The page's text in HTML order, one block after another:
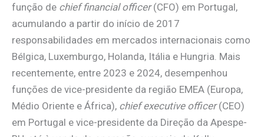
função de chief financial officer(CFO) em Portugal,
acumulando a partir do início de 2017
responsabilidades em mercados internacionais como
Bélgica, Luxemburgo, Holanda, Itália e Hungria. Mais
recentemente, entre 2023 e 2024, desempenhou
funções de vice-presidente da região EMEA (Europa,
Médio Oriente e África), chief executive officer(CEO)
em Portugal e vice-presidente da Direção da Apespe-